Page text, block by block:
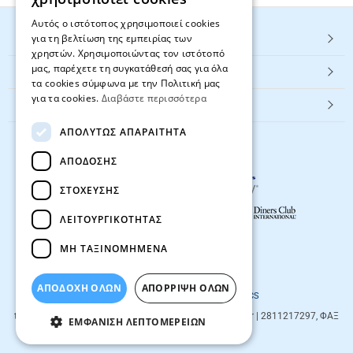
HOT ΚΑΤΗΓΟΡΙΕΣ
ΕΞΥΠΗΡΕΤΗΣΗ ΠΕΛΑΤΩΝ
Textbook.gr
© 2026 textbook.gr All rights reserved
Designed & developed by
NETMECHANICS
textbook.gr
| info@textbook.gr | 2811217297, ΦΑΞ
2810283273
Αυτός ο ιστότοπος χρησιμοποιεί cookies
για τη βελτίωση της εμπειρίας των
χρηστών. Χρησιμοποιώντας τον ιστότοπό
μας, παρέχετε τη συγκατάθεσή σας για όλα
τα cookies σύμφωνα με την Πολιτική μας
για τα cookies. Διαβάστε περισσότερα
ΑΠΟΛΎΤΩΣ ΑΠΑΡΑΊΤΗΤΑ
ΑΠΌΔΟΣΗΣ
ΣΤΌΧΕΥΣΗΣ
ΛΕΙΤΟΥΡΓΙΚΌΤΗΤΑΣ
ΜΗ ΤΑΞΙΝΟΜΗΜΈΝΑ
ΑΠΟΔΟΧΗ ΟΛΩΝ ΑΠΌΡΡΙΨΗ ΌΛΩΝ
ΕΜΦΆΝΙΣΗ ΛΕΠΤΟΜΕΡΕΙΏΝ